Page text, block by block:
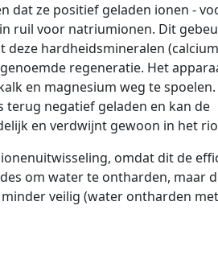
dat ze positief geladen ionen -
ruil voor natriumionen. Dit
hardheidsmineralen
regeneratie. Het
en magnesium weg te
terug negatief geladen en kan de
en verdwijnt gewoon in het
omdat dit de
om water te ontharden, maar
veilig (water ontharden met